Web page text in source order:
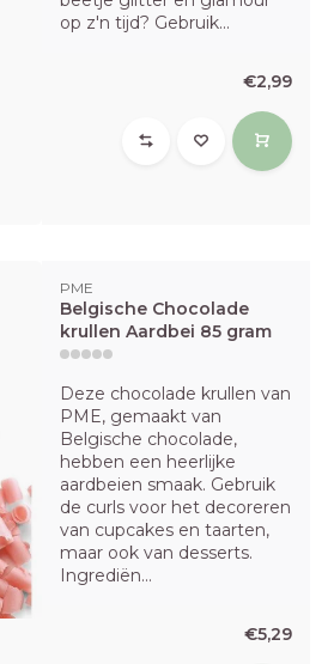
op z'n tijd? Gebruik...
€2,99
PME
Belgische Chocolade
krullen Aardbei 85 gram
Deze chocolade krullen van
PME, gemaakt van
Belgische chocolade,
hebben een heerlijke
aardbeien smaak. Gebruik
de curls voor het decoreren
van cupcakes en taarten,
maar ook van desserts.
Ingrediën...
€5,29